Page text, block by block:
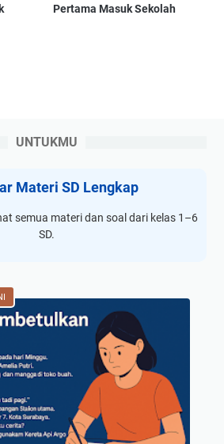
Pertama Masuk Sekolah
UNTUKMU
Materi SD Lengkap
semua materi dan soal dari kelas 1–6
SD.